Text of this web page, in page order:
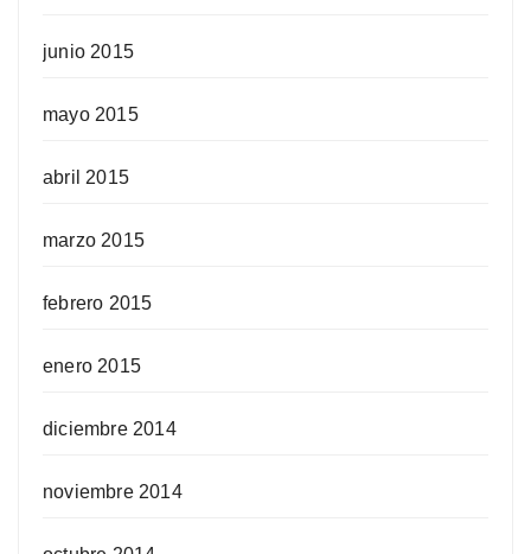
junio 2015
mayo 2015
abril 2015
marzo 2015
febrero 2015
enero 2015
diciembre 2014
noviembre 2014